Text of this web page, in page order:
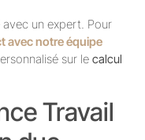
avec un expert. Pour
avec notre équipe
sur le calcul
Travail